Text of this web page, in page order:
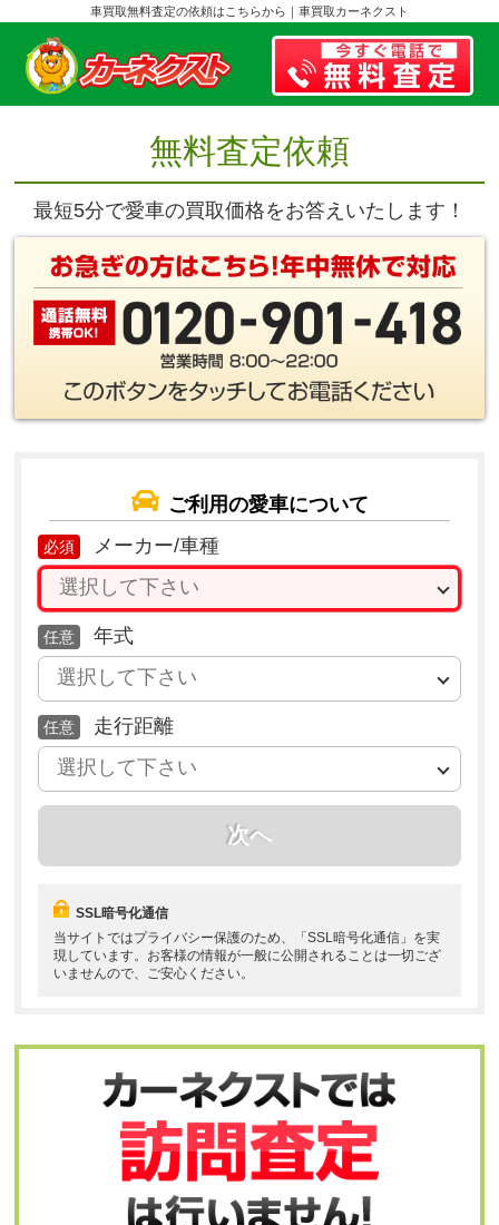
車買取無料査定の依頼はこちらから｜車買取カーネクスト
無料査定依頼
最短5分で愛車の買取価格をお答えいたします！
ご利用の愛車について
必須 メーカー/車種
任意 年式
任意 走行距離
次へ
SSL暗号化通信
当サイトではプライバシー保護のため、「SSL暗号化通信」を実
現しています。お客様の情報が一般に公開されることは一切ござ
いませんので、ご安心ください。